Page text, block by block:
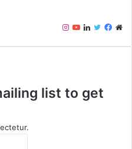
Twitter
LinkedIn
YouTube
Instagram
list to get